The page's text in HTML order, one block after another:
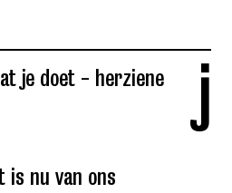
j
je doet - herziene
is nu van ons